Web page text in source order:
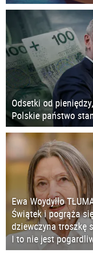
Odsetki od
Polskie państwo
Ewa Woydyłło
Świątek i pogrąża
dziewczyna troszkę
I to nie jest